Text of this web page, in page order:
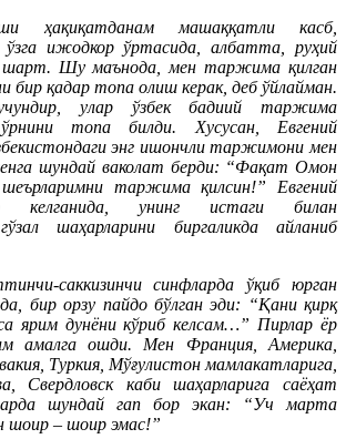
ҳақиқатданам машаққатли касб,
ижодкор ўртасида, албатта, руҳий
шарт. Шу маънода, мен таржима қилган
бир қадар топа олиш керак, деб ўйлайман.
улар ўзбек бадиий таржима
топа билди. Хусусан, Евгений
энг ишончли таржимони мен
шундай ваколат берди: “Фақат Омон
таржима қилсин!” Евгений
келганида, унинг истаги билан
шаҳарларини биргаликда айланиб
саккизинчи синфларда ўқиб юрган
бир орзу пайдо бўлган эди: “Қани қирқ
ярим дунёни кўриб келсам…” Пирлар ёр
амалга ошди. Мен Франция, Америка,
Туркия, Мўғулистон мамлакатларига,
Свердловск каби шаҳарларига саёҳат
шундай гап бор экан: “Уч марта
шоир – шоир эмас!”